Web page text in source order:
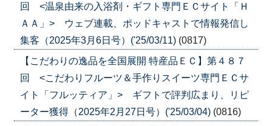
回 <温泉由来の入浴剤・ギフト専門ＥＣサイト「Ｈ
ＡＡ」> ウェブ連載、ポッドキャストで情報発信し
集客（2025年3月6日号）('25/03/11) (0817)
【こだわりの逸品を全国展開 特産品ＥＣ】第４８７
回 <こだわりフルーツ＆手作りスイーツ専門ＥＣサ
イト「フルッティア」> ギフトで評判広まり、リピ
ーター獲得（2025年2月27日号）('25/03/04) (0816)